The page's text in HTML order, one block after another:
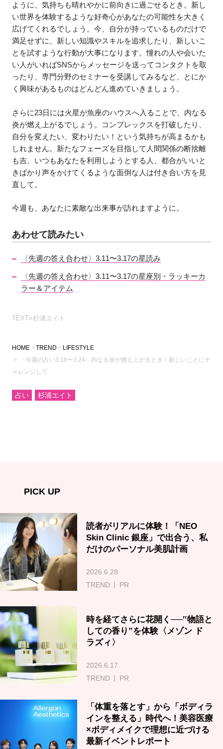
ように、気持ちも晴れやかに前向きに過ごせるとき。新し
い世界を体験するような好奇心があなたの可能性を大きく
広げてくれるでしょう。今、自分が持っているものだけで
満足せずに、新しい知識やスキルを追求したり、新しいこ
とを試すような行動が大事になります。憧れの人や会いた
い人がいればSNSからメッセージを送ってコンタクトを取
ったり、専門分野のセミナーを受講してみるなど、とにか
く興味があるものはどんどん進めていきましょう。
さらに23日には火星が魚座のハウスへ入ることで、内なる
炎が燃え上がるでしょう。コンプレックスを打破したり、
自分を変えたい、変わりたい！という気持ちが高まるかも
しれません。新たなフェーズを目指して人間関係の断捨離
も吉。いつもあなたを利用しようとする人、都合がいいと
きばかり声をかけてくるような面倒な人は付き合い方を見
直して。
今週も、あなたに素敵な出来事が訪れますように。
あわせて読みたい
〈先週の答え合わせ〉3.11〜3.17の星読み
〈先週の答え合わせ〉3.11〜3.17の星座別・ラッキーカ
ラー＆アイテム
TEXT=杉浦エイト
HOME TREND
LIFESTYLE
〈今週の占い3.18〜3.24〉内なる炎が燃え上がるとき！新しいことにチ
ャレンジして
占い 杉浦エイト
PICK UP
読者がリアルに体験！「NEO
Skin Clinic 銀座」で出合う、私
だけのパーソナル美肌計画
2026.6.28
TREND
PR
時を経てさらに花開く──‟物語と
しての香り”を体験〈メゾン ド
ラズィ〉
2026.6.17
TREND
PR
「体重を落とす」から「ボディラ
インを整える」時代へ！美容医療
×ボディメイクで理想に近づける
最新イベントレポート